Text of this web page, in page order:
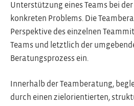
Unterstützung eines Teams bei
konkreten Problems. Die
Perspektive des einzelnen
Teams und letztlich der
Beratungsprozess ein.
Innerhalb der Teamberatung,
durch einen zielorientierten,